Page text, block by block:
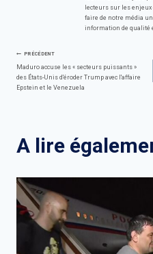
lecteurs sur les
faire de notre média
information de qualité
Navigation
de
PRÉCÉDENT
Maduro accuse les « secteurs puissants »
des États-Unis d'éroder Trump avec l'affaire
Epstein et le Venezuela
A lire